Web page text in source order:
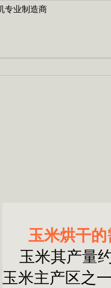
玉米烘干
玉米其产量
玉米主产区之